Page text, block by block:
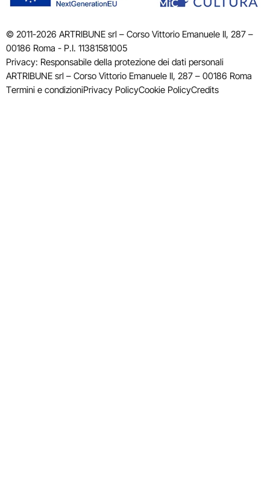
© 2011-2026 ARTRIBUNE srl – Corso Vittorio Emanuele II, 287 –
00186 Roma - P.I. 11381581005
Privacy: Responsabile della protezione dei dati personali
ARTRIBUNE srl – Corso Vittorio Emanuele II, 287 – 00186 Roma
Termini e condizioniPrivacy PolicyCookie PolicyCredits